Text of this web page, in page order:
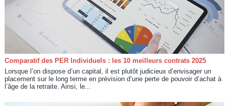
Comparatif des PER Individuels : les 10 meilleurs contrats 2025
Lorsque l’on dispose d’un capital, il est plutôt judicieux d’envisager un
placement sur le long terme en prévision d’une perte de pouvoir d’achat à
l’âge de la retraite. Ainsi, le...